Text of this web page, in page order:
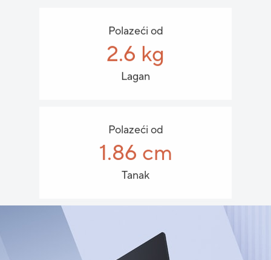
Polazeći od
2.6 kg
Lagan
Polazeći od
1.86 cm
Tanak